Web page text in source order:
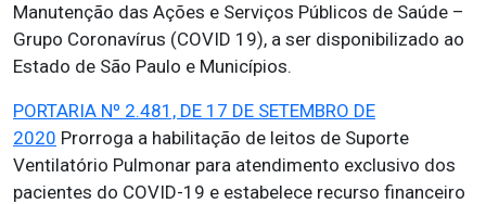
Manutenção das Ações e Serviços Públicos de Saúde –
Grupo Coronavírus (COVID 19), a ser disponibilizado ao
Estado de São Paulo e Municípios.
PORTARIA Nº 2.481, DE 17 DE SETEMBRO DE
2020 Prorroga a habilitação de leitos de Suporte
Ventilatório Pulmonar para atendimento exclusivo dos
pacientes do COVID-19 e estabelece recurso financeiro